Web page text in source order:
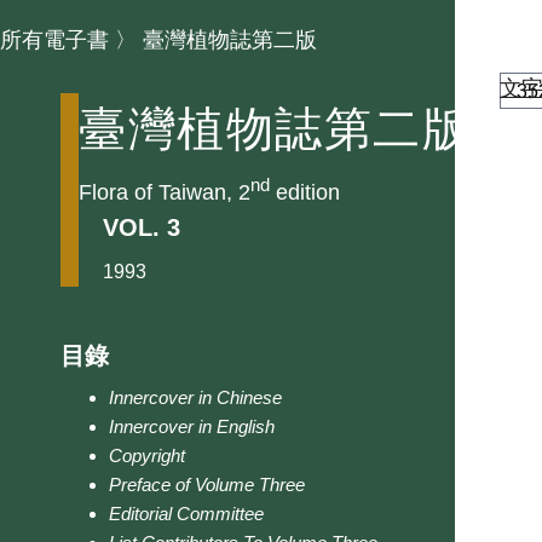
所有電子書 〉 臺灣植物誌第二版
臺灣植物誌第二版
Flora of Taiwan, 2nd edition
VOL. 3
1993
目錄
Innercover in Chinese
Innercover in English
Copyright
Preface of Volume Three
Editorial Committee
文